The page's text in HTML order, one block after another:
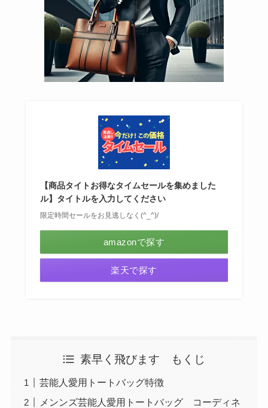
【商品タイトお得なタイムセールを集めました
ル】タイトルを入力してください
限定時間セールをお見逃しなく(^_^)/
amazonで探す
楽天で探す
素早く飛びます もくじ
芸能人愛用トートバッグ特徴
メンンズ芸能人愛用トートバッグ コーディネ